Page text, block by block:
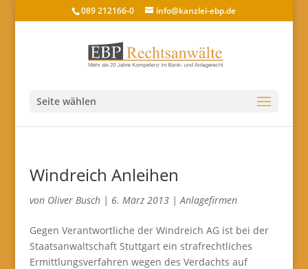
089 212166-0 info@kanzlei-ebp.de
Seite wählen
Windreich Anleihen
von Oliver Busch| 6. März 2013|Anlagefirmen
Gegen Verantwortliche der Windreich AG ist bei der
Staatsanwaltschaft Stuttgart ein strafrechtliches
Ermittlungsverfahren wegen des Verdachts auf